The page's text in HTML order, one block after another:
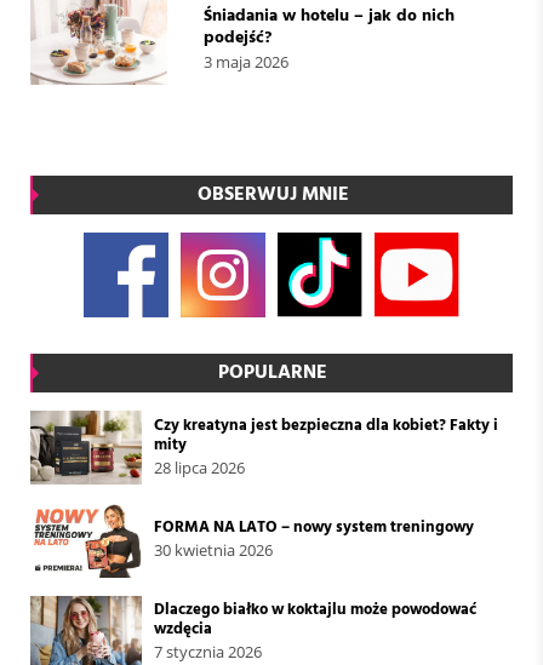
Śniadania w hotelu – jak do nich
podejść?
3 maja 2026
OBSERWUJ MNIE
POPULARNE
Czy kreatyna jest bezpieczna dla kobiet? Fakty i
mity
28 lipca 2026
FORMA NA LATO – nowy system treningowy
30 kwietnia 2026
Dlaczego białko w koktajlu może powodować
wzdęcia
7 stycznia 2026